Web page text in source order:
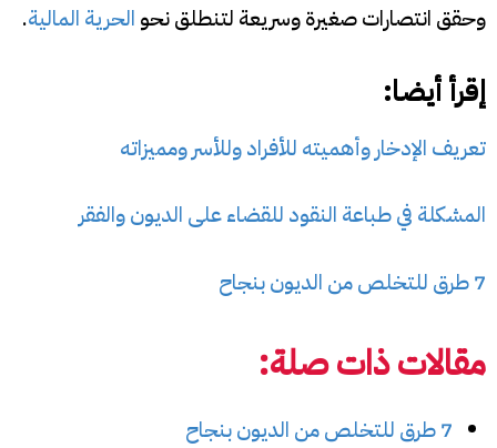
وحقق انتصارات صغيرة وسريعة لتنطلق نحو الحرية المالية.
إقرأ أيضا:
تعريف الإدخار وأهميته للأفراد وللأسر ومميزاته
المشكلة في طباعة النقود للقضاء على الديون والفقر
7 طرق للتخلص من الديون بنجاح
مقالات ذات صلة:
7 طرق للتخلص من الديون بنجاح